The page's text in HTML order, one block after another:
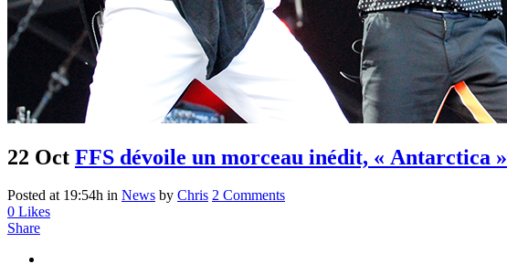
22 Oct FFS dévoile un morceau inédit, « Antarctica »
Posted at 19:54h in News by Chris 2 Comments
0 Likes
Share